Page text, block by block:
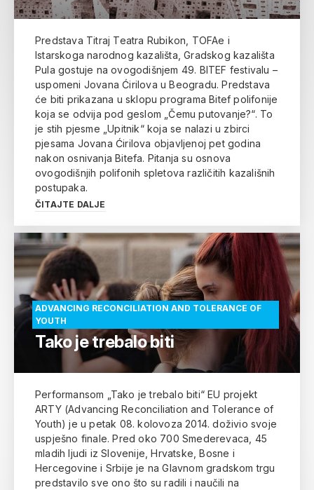
Predstava Titraj Teatra Rubikon, TOFAe i
Istarskoga narodnog kazališta, Gradskog kazališta
Pula gostuje na ovogodišnjem 49. BITEF festivalu –
uspomeni Jovana Ćirilova u Beogradu. Predstava
će biti prikazana u sklopu programa Bitef polifonije
koja se odvija pod geslom „Čemu putovanje?“. To
je stih pjesme „Upitnik“ koja se nalazi u zbirci
pjesama Jovana Ćirilova objavljenoj pet godina
nakon osnivanja Bitefa. Pitanja su osnova
ovogodišnjih polifonih spletova različitih kazališnih
postupaka.
ČITAJTE DALJE
ADVANCING RECONCILIATION AND TOLERANCE OF
YOUTH
Tako je trebalo biti
Performansom „Tako je trebalo biti“ EU projekt
ARTY (Advancing Reconciliation and Tolerance of
Youth) je u petak 08. kolovoza 2014. doživio svoje
uspješno finale. Pred oko 700 Smederevaca, 45
mladih ljudi iz Slovenije, Hrvatske, Bosne i
Hercegovine i Srbije je na Glavnom gradskom trgu
predstavilo sve ono što su radili i naučili na